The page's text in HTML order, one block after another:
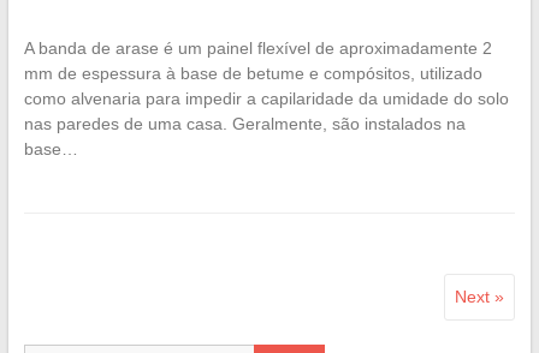
A banda de arase é um painel flexível de aproximadamente 2
mm de espessura à base de betume e compósitos, utilizado
como alvenaria para impedir a capilaridade da umidade do solo
nas paredes de uma casa. Geralmente, são instalados na
base…
Next »